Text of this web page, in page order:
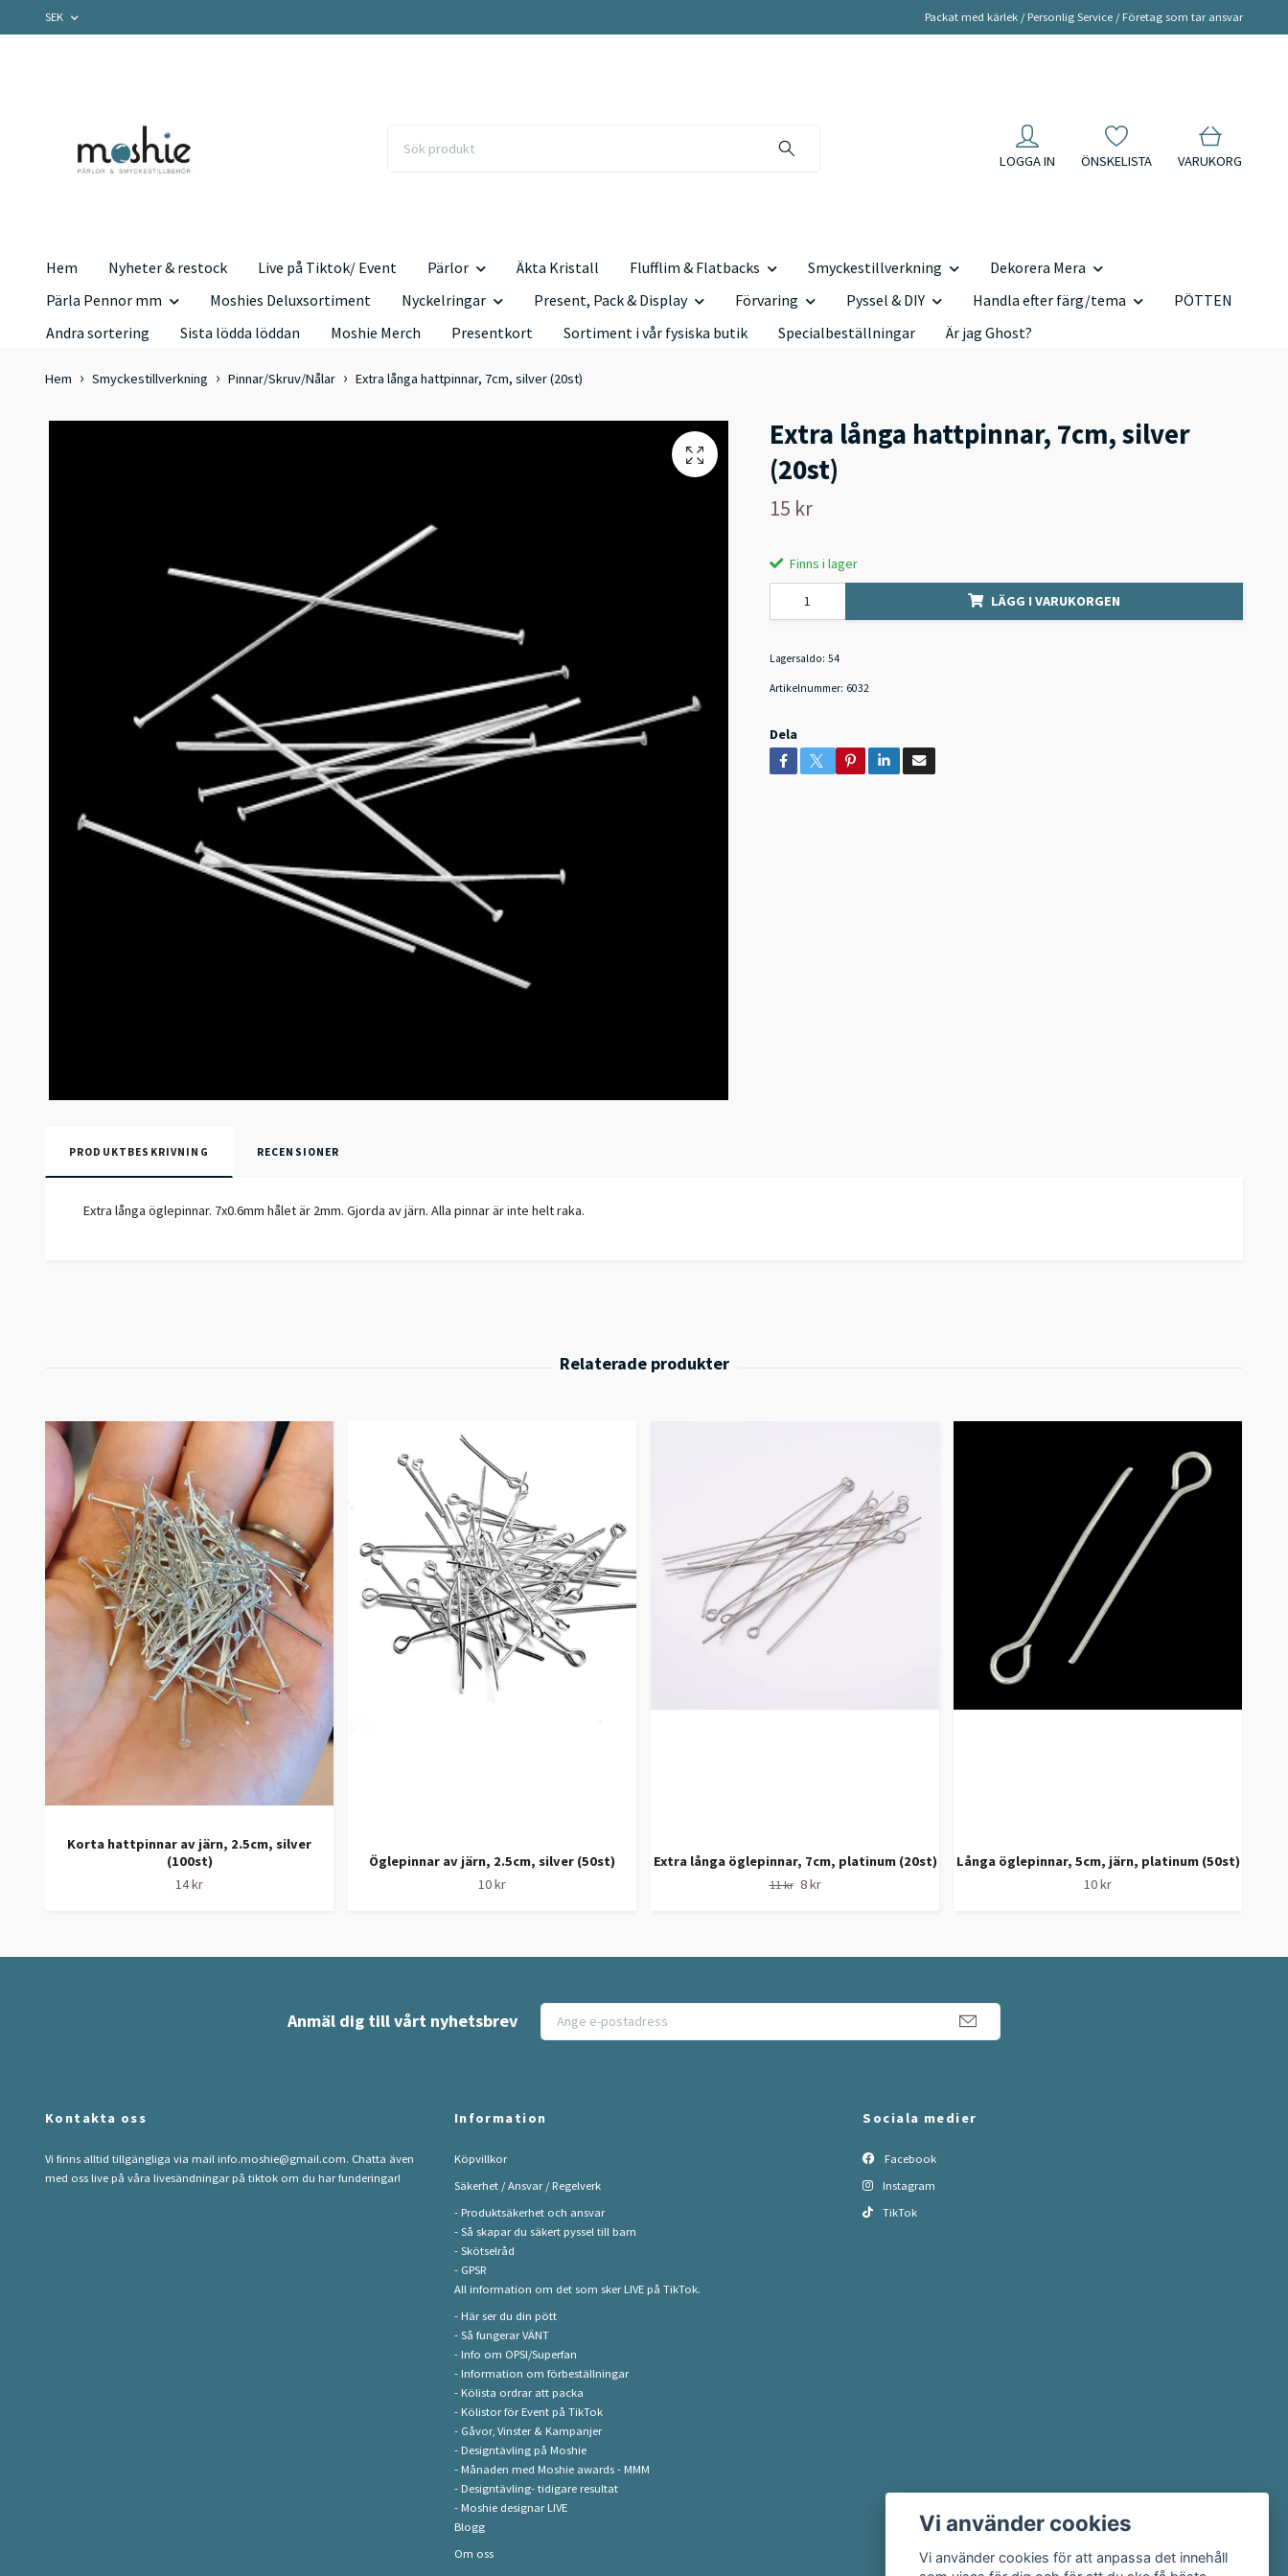
SEK Packat med kärlek / Personlig Service / Företag som tar ansvar
LOGGA IN ÖNSKELISTA VARUKORG
Hem Nyheter & restock Live på Tiktok/ Event Pärlor Äkta Kristall Flufflim & Flatbacks Smyckestillverkning
Dekorera Mera
Pärla Pennor mm
Moshies Deluxsortiment Nyckelringar Present, Pack & Display Förvaring Pyssel & DIY Handla efter färg/tema
PÖTTEN
Andra sortering
Sista lödda löddan Moshie Merch Presentkort Sortiment i vår fysiska butik Specialbeställningar Är jag Ghost?
Hem Smyckestillverkning Pinnar/Skruv/Nålar Extra långa hattpinnar, 7cm, silver (20st)
Extra långa hattpinnar, 7cm, silver
(20st)
15 kr
Finns i lager
LÄGG I VARUKORGEN
Lagersaldo: 54
Artikelnummer: 6032
Dela
PRODUKTBESKRIVNING RECENSIONER
Extra långa öglepinnar. 7x0.6mm hålet är 2mm. Gjorda av järn. Alla pinnar är inte helt raka.
Korta hattpinnar av järn, 2.5cm, silver
(100st)
14 kr
Öglepinnar av järn, 2.5cm, silver (50st)
10 kr
Extra långa öglepinnar, 7cm, platinum (20st)
11 kr 8 kr
Långa öglepinnar, 5cm, järn, platinum (50st)
10 kr
Anmäl dig till vårt nyhetsbrev
Kontakta oss
Vi finns alltid tillgängliga via mail info.moshie@gmail.com. Chatta även
med oss live på våra livesändningar på tiktok om du har funderingar!
Information
Köpvillkor
Säkerhet / Ansvar / Regelverk
- Produktsäkerhet och ansvar
- Så skapar du säkert pyssel till barn
- Skötselråd
- GPSR
All information om det som sker LIVE på TikTok.
- Här ser du din pött
- Så fungerar VÄNT
- Info om OPSI/Superfan
- Information om förbeställningar
- Kölista ordrar att packa
- Kölistor för Event på TikTok
- Gåvor, Vinster & Kampanjer
- Designtävling på Moshie
- Månaden med Moshie awards - MMM
- Designtävling- tidigare resultat
- Moshie designar LIVE
Blogg
Om oss
Sociala medier
Facebook
Instagram
TikTok
Vi använder cookies
Vi använder cookies för att anpassa det innehåll